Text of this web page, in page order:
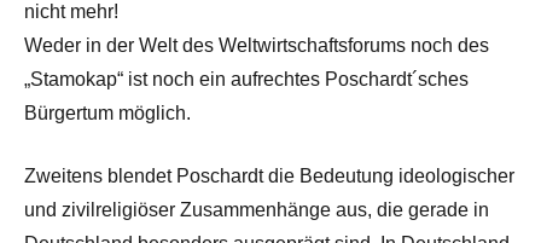
nicht mehr!
Weder in der Welt des Weltwirtschaftsforums noch des
„Stamokap“ ist noch ein aufrechtes Poschardt´sches
Bürgertum möglich.
Zweitens blendet Poschardt die Bedeutung ideologischer
und zivilreligiöser Zusammenhänge aus, die gerade in